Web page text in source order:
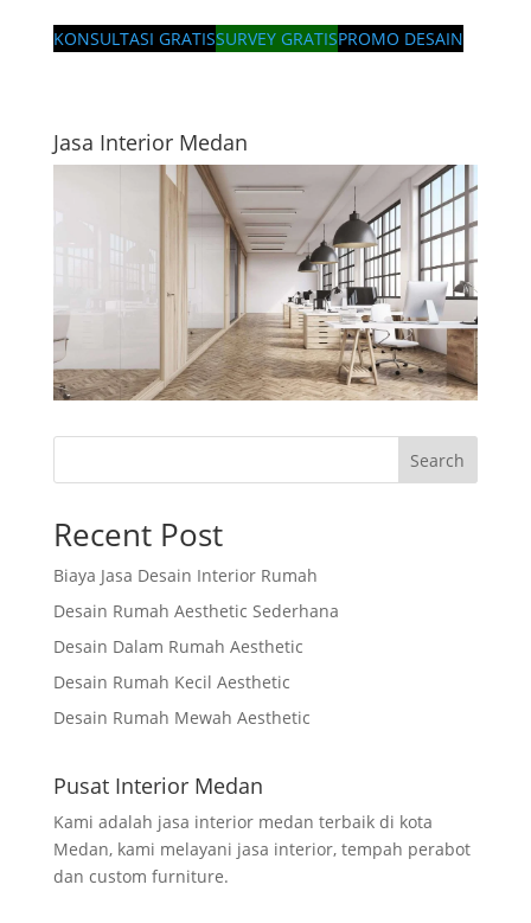
KONSULTASI GRATISSURVEY GRATISPROMO DESAIN
Jasa Interior Medan
Search
Recent Post
Biaya Jasa Desain Interior Rumah
Desain Rumah Aesthetic Sederhana
Desain Dalam Rumah Aesthetic
Desain Rumah Kecil Aesthetic
Desain Rumah Mewah Aesthetic
Pusat Interior Medan
Kami adalah jasa interior medan terbaik di kota
Medan, kami melayani jasa interior, tempah perabot
dan custom furniture.